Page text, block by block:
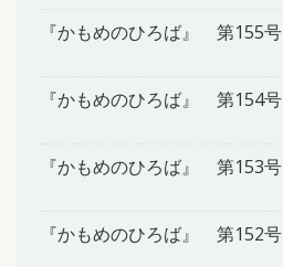
『かもめのひろば』 第155号
『かもめのひろば』 第154号
『かもめのひろば』 第153号
『かもめのひろば』 第152号